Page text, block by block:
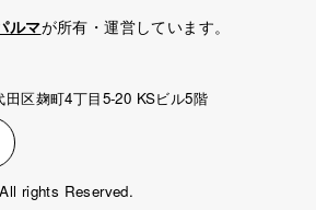
ルマが所有・運営しています。
区麹町4丁目5-20 KSビル5階
rights Reserved.